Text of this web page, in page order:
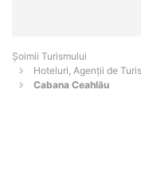
Șoimii Turismului
Hoteluri, Agenții de
Cabana Ceahlău